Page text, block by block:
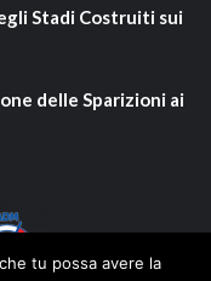
Stadi Costruiti sui
delle Sparizioni ai
tu possa avere la